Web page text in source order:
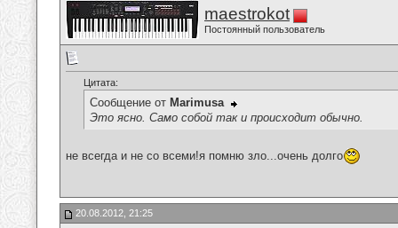
maestrokot
Постоянный пользователь
Цитата:
Сообщение от Marimusa
Это ясно. Само собой так и происходит обычно.
не всегда и не со всеми!я помню зло...очень долго
20.08.2012, 21:25